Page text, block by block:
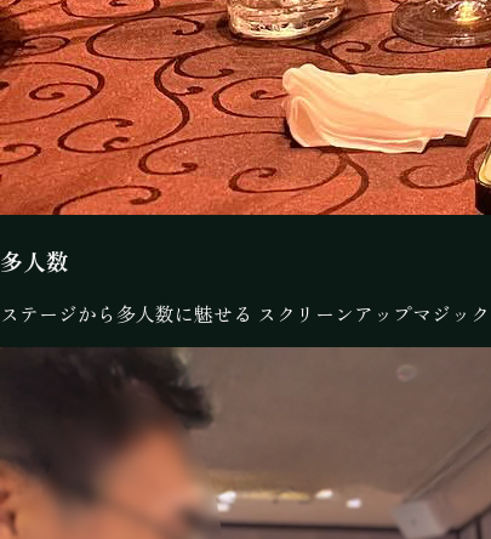
多人数
ステージから多人数に魅せる スクリーンアップマジック